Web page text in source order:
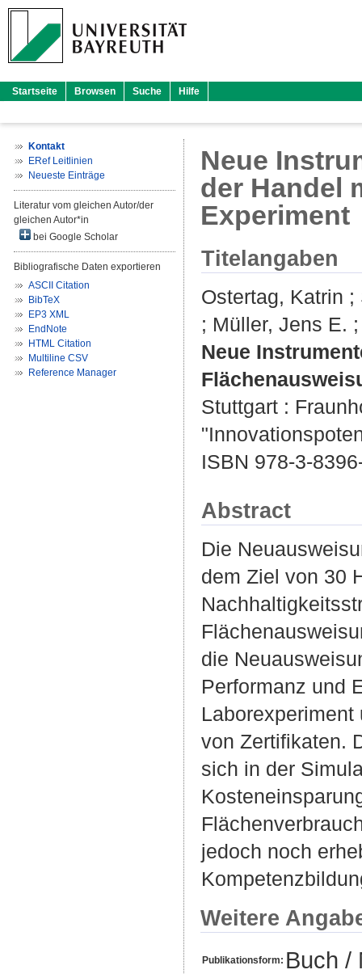
Startseite Browsen Suche Hilfe
Kontakt
ERef Leitlinien
Neueste Einträge
Literatur vom gleichen Autor/der
gleichen Autor*in
bei Google Scholar
Bibliografische Daten exportieren
ASCII Citation
BibTeX
EP3 XML
EndNote
HTML Citation
Multiline CSV
Reference Manager
Neue
der Handel
Experiment
Titelangaben
Ostertag, Katrin ;
; Müller, Jens E.
Neue
Stuttgart :
ISBN 978-3-
Abstract
Die
dem Ziel von 30
die
Performanz und
von Zertifikaten.
sich in der
jedoch noch
Weitere
Publikationsform: Buch /